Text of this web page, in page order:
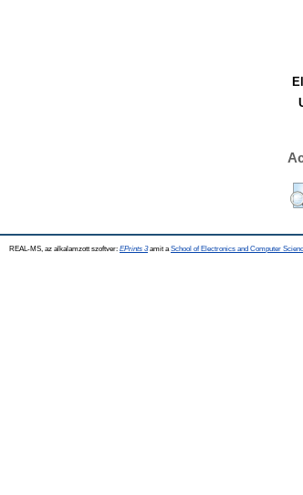
REAL-MS, az alkalamzott szoftver: EPrints 3amit a School of Electronics and Computer